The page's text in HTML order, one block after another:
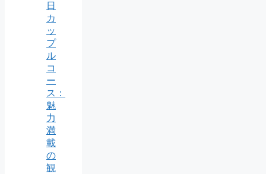
日
カ
ッ
プ
ル
コ
ー
ス：
魅
力
満
載
の
観